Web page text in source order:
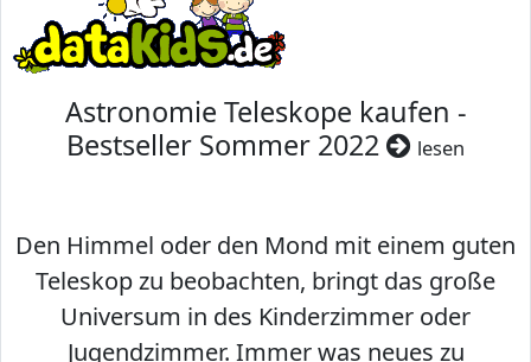
Astronomie Teleskope kaufen -
Bestseller Sommer 2022
lesen
Den Himmel oder den Mond mit einem guten
Teleskop zu beobachten, bringt das große
Universum in des Kinderzimmer oder
Jugendzimmer. Immer was neues zu